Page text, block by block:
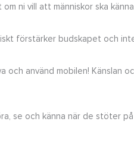
ni vill att människor ska
förstärker budskapet och
använd mobilen! Känslan
se och känna när de stöter